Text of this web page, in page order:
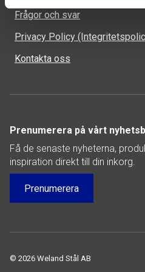
Frågor och svar
Privacy Policy
Kontakta oss
Prenumerera på vårt
Få de senaste nyheterna,
inspiration direkt till din inkorg.
Prenumerera
© 2026 Weland Stål AB